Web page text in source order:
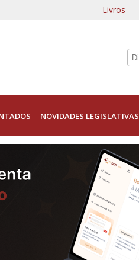
Livros
NOVIDADES LEGISLATIVAS